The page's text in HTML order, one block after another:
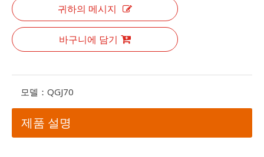
귀하의 메시지
바구니에 담기
모델： QGJ70
제품 설명